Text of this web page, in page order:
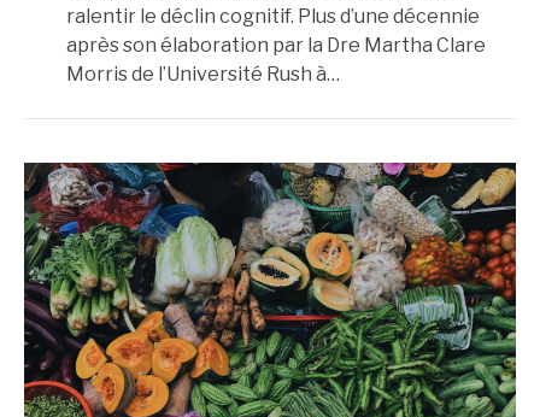
ralentir le déclin cognitif. Plus d’une décennie
après son élaboration par la Dre Martha Clare
Morris de l’Université Rush à…